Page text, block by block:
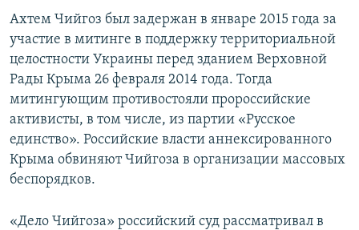
Ахтем Чийгоз был задержан в январе 2015 года за
участие в митинге в поддержку территориальной
целостности Украины перед зданием Верховной
Рады Крыма 26 февраля 2014 года. Тогда
митингующим противостояли пророссийские
активисты, в том числе, из партии «Русское
единство». Российские власти аннексированного
Крыма обвиняют Чийгоза в организации массовых
беспорядков.
«Дело Чийгоза» российский суд рассматривал в